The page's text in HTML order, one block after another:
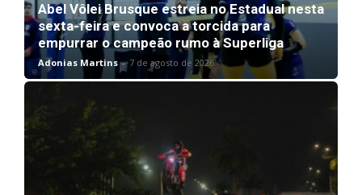
Abel Vôlei Brusque estreia no Estadual nesta
sexta-feira e convoca a torcida para
empurrar o campeão rumo à Superliga
Adonias Martins - 7 de agosto de 2026